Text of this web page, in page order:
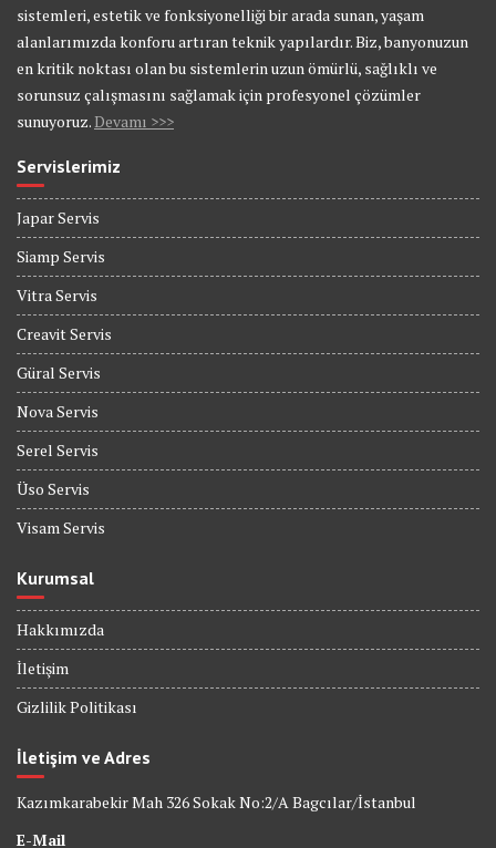
sistemleri, estetik ve fonksiyonelliği bir arada sunan, yaşam
alanlarımızda konforu artıran teknik yapılardır. Biz, banyonuzun
en kritik noktası olan bu sistemlerin uzun ömürlü, sağlıklı ve
sorunsuz çalışmasını sağlamak için profesyonel çözümler
sunuyoruz.Devamı >>>
Servislerimiz
Japar Servis
Siamp Servis
Vitra Servis
Creavit Servis
Güral Servis
Nova Servis
Serel Servis
Üso Servis
Visam Servis
Kurumsal
Hakkımızda
İletişim
Gizlilik Politikası
İletişim ve Adres
Kazımkarabekir Mah 326 Sokak No:2/A Bagcılar/İstanbul
E-Mail